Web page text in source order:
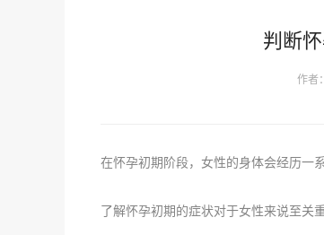
判断
作者
在怀孕初期阶段，女性的身体会经历一
了解怀孕初期的症状对于女性来说至关